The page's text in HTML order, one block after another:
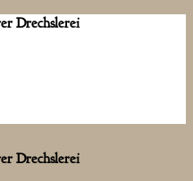
Drechslerei
Drechslerei